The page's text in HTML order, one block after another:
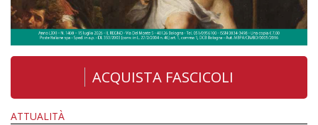
ACQUISTA FASCICOLI
ATTUALITÀ